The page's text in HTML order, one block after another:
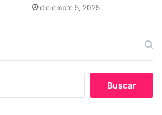
diciembre 5, 2025